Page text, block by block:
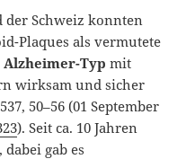
der Schweiz konnten
Plaques als vermutete
Alzheimer-Typ mit
wirksam und sicher
50–56(01 September
). Seit ca. 10 Jahren
gab es